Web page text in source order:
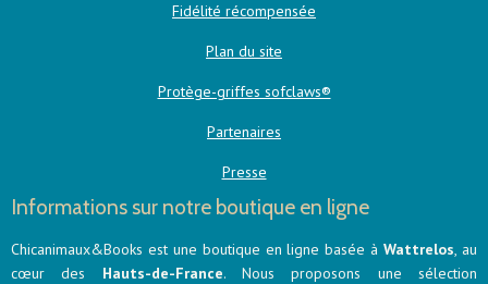
Fidélité récompensée
Plan du site
Protège-griffes sofclaws®
Partenaires
Presse
Informations sur notre boutique en ligne
Chicanimaux&Books est une boutique en ligne basée àWattrelos, au
cœur des Hauts-de-France. Nous proposons une sélection